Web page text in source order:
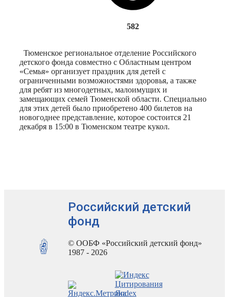
582
Тюменское региональное отделение Российского
детского фонда совместно с Областным центром
«Семья» организует праздник для детей с
ограниченными возможностями здоровья, а также
для ребят из многодетных, малоимущих и
замещающих семей Тюменской области. Специально
для этих детей было приобретено 400 билетов на
новогоднее представление, которое состоится 21
декабря в 15:00 в Тюменском театре кукол.
Российский детский
фонд
© ООБФ «Российский детский фонд»
1987 - 2026